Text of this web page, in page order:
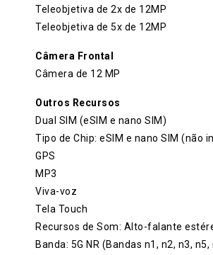
Teleobjetiva de 2x de 12MP
Teleobjetiva de 5x de 12MP
Câmera Frontal
Câmera de 12 MP
Outros Recursos
Dual SIM (eSIM e nano SIM)
Tipo de Chip: eSIM e nano SIM (não
GPS
MP3
Viva-voz
Tela Touch
Recursos de Som: Alto-falante
Banda: 5G NR (Bandas n1, n2, n3, n5,